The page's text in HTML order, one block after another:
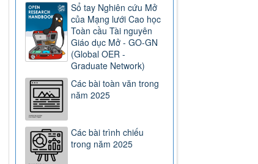
Sổ tay Nghiên cứu Mở
của Mạng lưới Cao học
Toàn cầu Tài nguyên
Giáo dục Mở - GO-GN
(Global OER -
Graduate Network)
Các bài toàn văn trong
năm 2025
Các bài trình chiếu
trong năm 2025